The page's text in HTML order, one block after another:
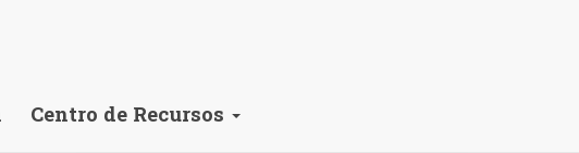
Centro de Recursos